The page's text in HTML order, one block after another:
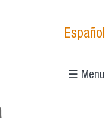
Español
☰ Menu